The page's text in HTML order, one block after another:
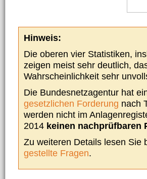
Hinweis:
Die oberen vier Statistiken,
zeigen meist sehr deutlich,
Wahrscheinlichkeit sehr
Die Bundesnetzagentur hat
gesetzlichen Forderung nach
werden nicht im
2014 keinen nachprüfbaren
Zu weiteren Details lesen Sie
gestellte Fragen.